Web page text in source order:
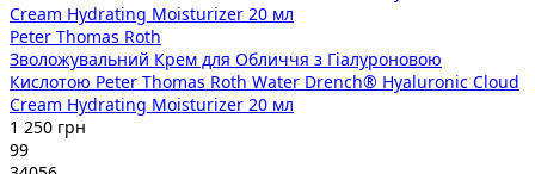
Peter Thomas Roth
Зволожувальний Крем для Обличчя з Гіалуроновою
Кислотою Peter Thomas Roth Water Drench® Hyaluronic Cloud
Cream Hydrating Moisturizer 20 мл
1 250 грн
99